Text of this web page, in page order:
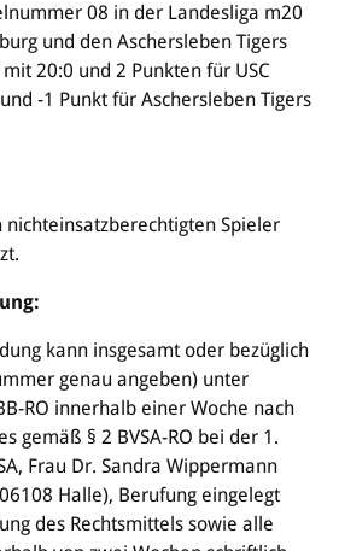
08 in der Landesliga m20
und den Aschersleben Tigers
20:0 und 2 Punkten für USC
-1 Punkt für Aschersleben Tigers
nichteinsatzberechtigten Spieler
kann insgesamt oder bezüglich
genau angeben) unter
RO innerhalb einer Woche nach
gemäß § 2 BVSA-RO bei der 1.
Frau Dr. Sandra Wippermann
Halle), Berufung eingelegt
des Rechtsmittels sowie alle